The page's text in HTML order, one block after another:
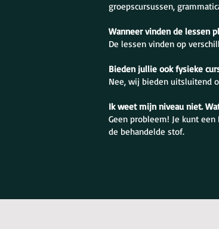
groepscursussen,
Wanneer vinden de lessen
De lessen vinden op
Bieden jullie ook fysieke
Nee, wij bieden uitsluitend
Ik weet mijn niveau niet.
Geen probleem! Je kunt
de behandelde stof.